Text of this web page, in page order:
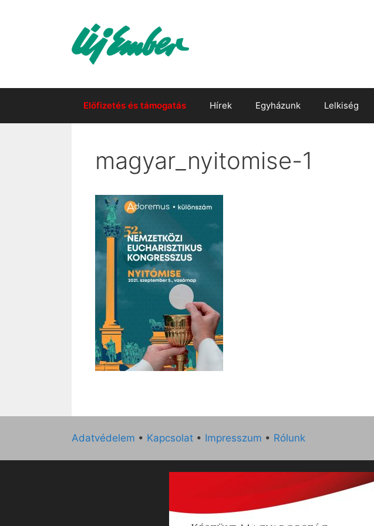
Előfizetés és támogatás Hírek Egyházunk Lelkiség
magyar_nyitomise-1
Adatvédelem • Kapcsolat • Impresszum • Rólunk